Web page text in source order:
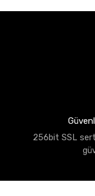
256bit SSL